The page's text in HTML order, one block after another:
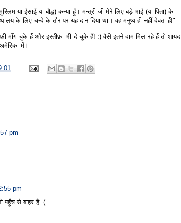
या ईसाई या बौद्ध) कन्या हूँ। मन्त्री जी मेरे लिए बड़े भाई (या पिता) के
के लिए चन्दे के तौर पर यह दान दिया था। वह मनुष्य ही नहीं देवता हैं!"
माँग चुके हैं और इस्तीफ़ा भी दे चुके हैं! :) वैसे इतने दाम मिल रहे हैं तो शायद
में।
pm
pm
पहुँच से बाहर है :(